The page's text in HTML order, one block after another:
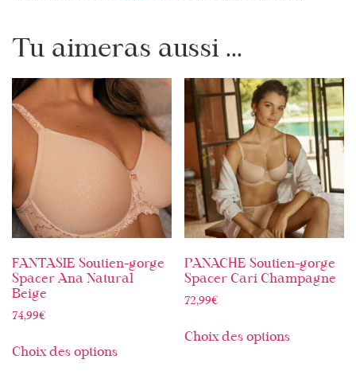
Tu aimeras aussi ...
FANTASIE Soutien-gorge
Spacer Ana Natural
Beige
74,99€
Choix des options
PANACHE Soutien-gorge
Spacer Cari Champagne
72,99€
Choix des options